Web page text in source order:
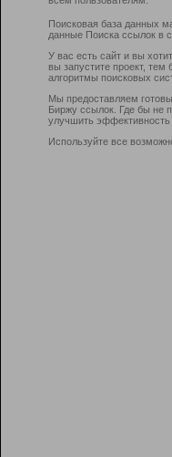
Поисковая база данных
данные Поиска ссылок в
У вас есть сайт и вы
вы запустите проект,
алгоритмы поисковых
Мы предоставляем
Биржу ссылок. Где бы не
улучшить эффективность
Используйте все